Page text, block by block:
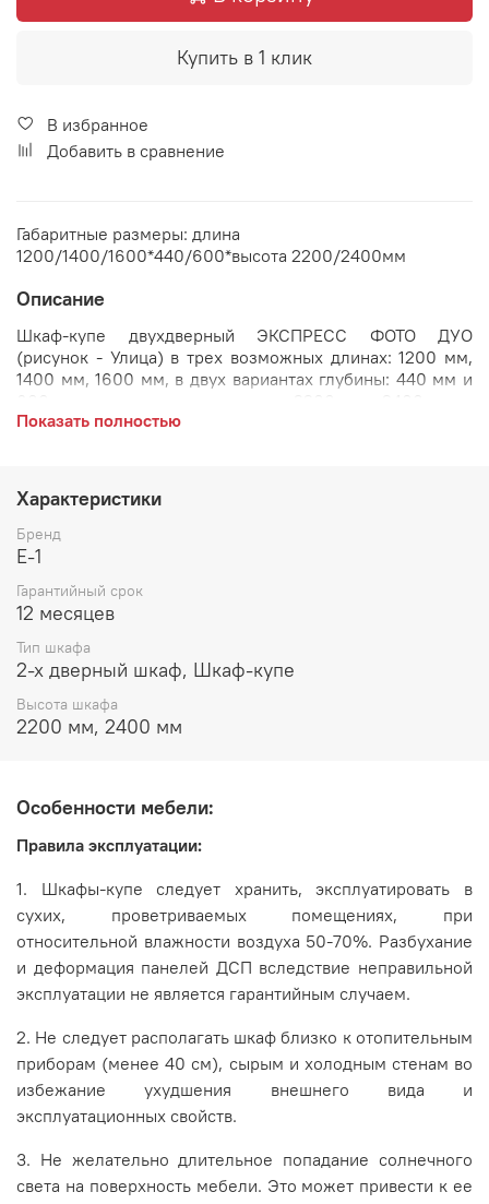
Купить в 1 клик
В избранное
Добавить в сравнение
Габаритные размеры: длина
1200/1400/1600*440/600*высота 2200/2400мм
Описание
Шкаф-купе двухдверный ЭКСПРЕСС ФОТО ДУО
(рисунок - Улица) в трех возможных длинах: 1200 мм,
1400 мм, 1600 мм, в двух вариантах глубины: 440 мм и
высота 2200 / 2400 мм
Возможные расцветки корпуса:
Показать полностью
Характеристики
Бренд
Е-1
Гарантийный срок
12 месяцев
Тип шкафа
2-х дверный шкаф, Шкаф-купе
Высота шкафа
2200 мм, 2400 мм
Особенности мебели:
Правила эксплуатации:
1. Шкафы-купе следует хранить, эксплуатировать в
сухих, проветриваемых помещениях, при
относительной влажности воздуха 50-70%. Разбухание
и деформация панелей ДСП вследствие неправильной
эксплуатации не является гарантийным случаем.
2. Не следует располагать шкаф близко к отопительным
приборам (менее 40 см), сырым и холодным стенам во
избежание ухудшения внешнего вида и
эксплуатационных свойств.
3. Не желательно длительное попадание солнечного
света на поверхность мебели. Это может привести к ее